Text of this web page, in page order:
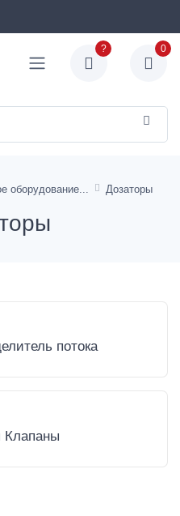
? 0
оборудование Дозаторы
потока
Клапаны